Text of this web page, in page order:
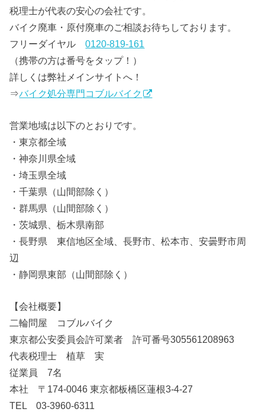
税理士が代表の安心の会社です。
バイク廃車・原付廃車のご相談お待ちしております。
フリーダイヤル0120-819-161
（携帯の方は番号をタップ！）
詳しくは弊社メインサイトへ！
⇒バイク処分専門コブルバイク
営業地域は以下のとおりです。
・東京都全域
・神奈川県全域
・埼玉県全域
・千葉県（山間部除く）
・群馬県（山間部除く）
・茨城県、栃木県南部
・長野県 東信地区全域、長野市、松本市、安曇野市周
辺
・静岡県東部（山間部除く）
【会社概要】
二輪問屋 コブルバイク
東京都公安委員会許可業者 許可番号305561208963
代表税理士 植草 実
従業員 7名
本社 〒174-0046 東京都板橋区蓮根3-4-27
TEL 03-3960-6311